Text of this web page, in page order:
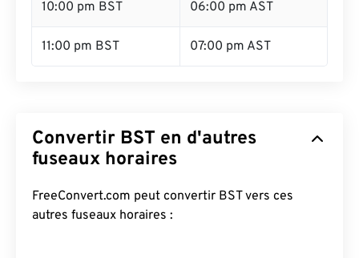
10:00 pm BST 06:00 pm AST
11:00 pm BST 07:00 pm AST
Convertir BST en d'autres
fuseaux horaires
FreeConvert.com peut convertir BST vers ces
autres fuseaux horaires :